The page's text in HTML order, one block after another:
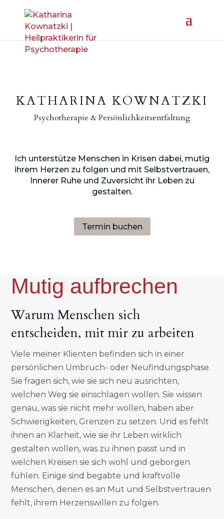
KATHARINA KOWNATZKI
Psychotherapie & Persönlichkeitsentfaltung
Ich unterstütze Menschen in Krisen dabei, mutig
ihrem Herzen zu folgen und mit Selbstvertrauen,
Innerer Ruhe und Zuversicht ihr Leben zu
gestalten.
Termin buchen
Mutig aufbrechen
Warum Menschen sich
entscheiden, mit mir zu arbeiten
Viele meiner Klienten befinden sich in einer
persönlichen Umbruch- oder Neufindungsphase.
Sie fragen sich, wie sie sich neu ausrichten,
welchen Weg sie einschlagen wollen. Sie wissen
genau, was sie nicht mehr wollen, haben aber
Schwierigkeiten, Grenzen zu setzen. Und es fehlt
ihnen an Klarheit, wie sie ihr Leben wirklich
gestalten wollen, was zu ihnen passt und in
welchen Kreisen sie sich wohl und geborgen
fühlen. Einige sind begabte und kraftvolle
Menschen, denen es an Mut und Selbstvertrauen
fehlt, ihrem Herzenswillen zu folgen.